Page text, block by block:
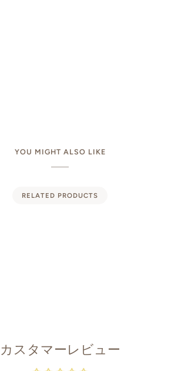
YOU MIGHT ALSO LIKE
RELATED PRODUCTS
カスタマーレビュー